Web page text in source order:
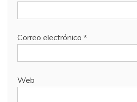
Correo electrónico *
Web